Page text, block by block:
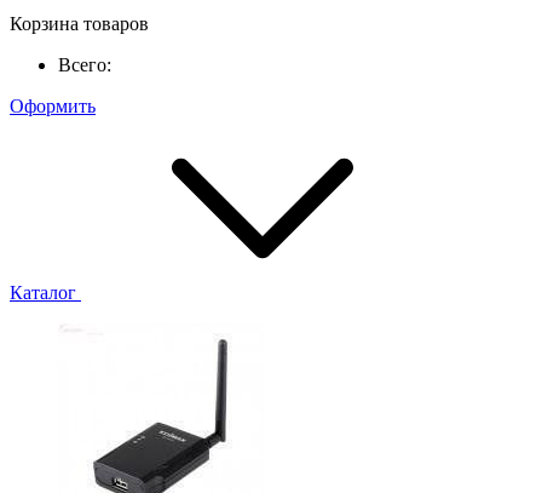
Корзина товаров
Всего:
Оформить
Каталог